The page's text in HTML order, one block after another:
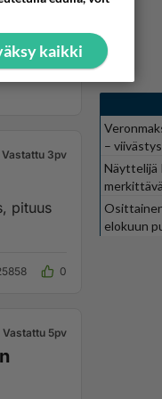
Vastattu 3pv
0
Vastattu 5pv
–
Näyttelijä
elokuun
kaikki